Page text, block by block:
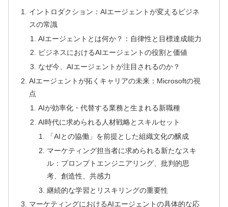
イントロダクション：AIエージェントが変えるビジネ
スの常識
AIエージェントとは何か？：自律性と目標達成能力
ビジネスにおけるAIエージェントの役割と価値
なぜ今、AIエージェントが注目されるのか？
AIエージェントが拓くキャリアの未来：Microsoftの視
点
AIが効率化・代替する業務と生まれる新職種
AI時代に求められる人材戦略とスキルセット
「AIとの協働」を前提とした組織文化の醸成
マーケティング担当者に求められる新たなスキ
ル：プロンプトエンジニアリング、批判的思
考、創造性、共感力
継続的な学習とリスキリングの重要性
マーケティングにおけるAIエージェントの具体的な応